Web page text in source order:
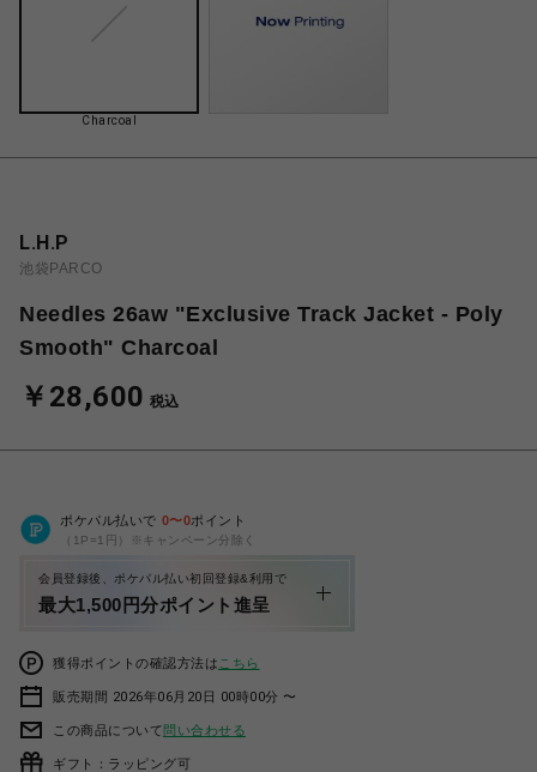
Charcoal
L.H.P
池袋PARCO
Needles 26aw "Exclusive Track Jacket - Poly
Smooth" Charcoal
￥28,600 税込
ポケパル払いで 0〜0ポイント
（1P=1円）※キャンペーン分除く
会員登録後、ポケパル払い初回登録&利用で
最大1,500円分ポイント進呈
獲得ポイントの確認方法は こちら
販売期間 2026年06月20日 00時00分 〜
この商品について問い合わせる
ギフト：ラッピング可